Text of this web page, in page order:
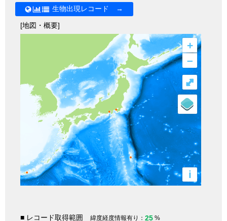
生物出現レコード →
[地図・概要]
+
–
i
⤢
■ レコード取得範囲 緯度経度情報有り： 25 %